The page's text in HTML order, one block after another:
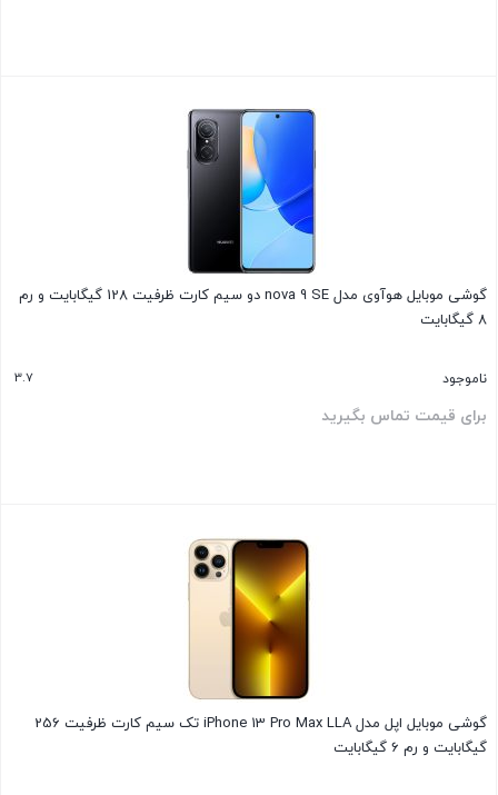
گوشی موبایل هوآوی مدل nova 9 SE دو سیم کارت ظرفیت 128 گیگابایت و رم
8 گیگابایت
ناموجود 3.7
برای قیمت تماس بگیرید
گوشی موبایل اپل مدل iPhone 13 Pro Max LLA تک سیم‌ کارت ظرفیت 256
گیگابایت و رم 6 گیگابایت